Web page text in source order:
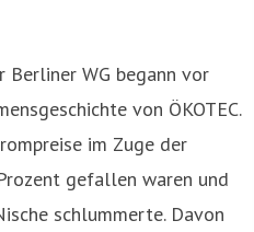
Berliner WG begann vor
von ÖKOTEC.
im Zuge der
gefallen waren und
schlummerte. Davon